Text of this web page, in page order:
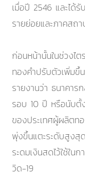
เมื่อปี 2546 และได้
รายย่อยและภาคสถ
ก่อนหน้านั้นในช่วงไ
ทองคำปรับตัวเพิ่มขึ้
รายงานว่า ธนาคาร
รอบ 10 ปี หรือนับตั้
ของประเทศผู้ผลิตท
พุ่งขึ้นแตะระดับสูงสุ
ระดมเงินสดไว้ใช้ใน
วิด-19